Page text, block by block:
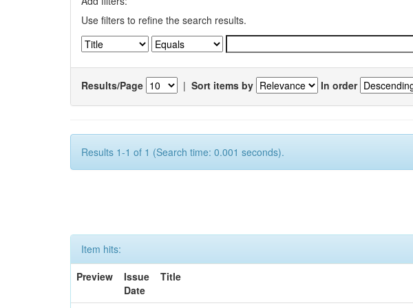
Use filters to refine the search results.
Results/Page | Sort items by In order
Results 1-1 of 1 (Search time: 0.001 seconds).
Item hits:
Preview
Issue
Date
Title